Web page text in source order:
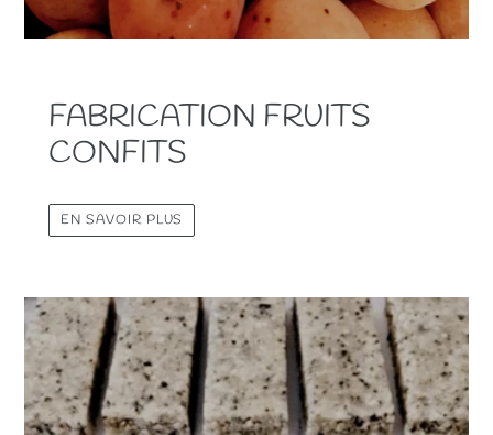
FABRICATION FRUITS
CONFITS
EN SAVOIR PLUS